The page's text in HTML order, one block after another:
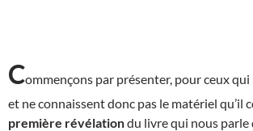
Commençons par présenter, pour ceux qui
et ne connaissent donc pas le matériel qu’il
première révélationdu livre qui nous parle